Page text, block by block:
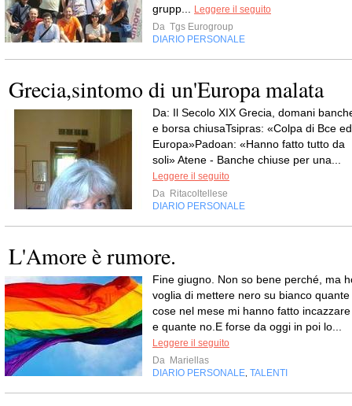
grupp...
Leggere il seguito
Da Tgs Eurogroup
DIARIO PERSONALE
Grecia,sintomo di un'Europa malata
Da: Il Secolo XIX Grecia, domani
e borsa chiusaTsipras: «Colpa di Bce ed
Europa»Padoan: «Hanno fatto tutto da
soli» Atene - Banche chiuse per una...
Leggere il seguito
Da Ritacoltellese
DIARIO PERSONALE
L'Amore è rumore.
Fine giugno. Non so bene perché, ma
voglia di mettere nero su bianco quante
cose nel mese mi hanno fatto incazzare
e quante no.E forse da oggi in poi lo...
Leggere il seguito
Da Mariellas
DIARIO PERSONALE TALENTI